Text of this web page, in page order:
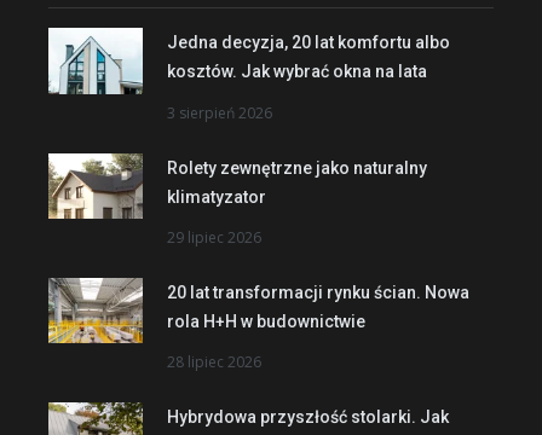
Jedna decyzja, 20 lat komfortu albo
kosztów. Jak wybrać okna na lata
3 sierpień 2026
Rolety zewnętrzne jako naturalny
klimatyzator
29 lipiec 2026
20 lat transformacji rynku ścian. Nowa
rola H+H w budownictwie
28 lipiec 2026
Hybrydowa przyszłość stolarki. Jak